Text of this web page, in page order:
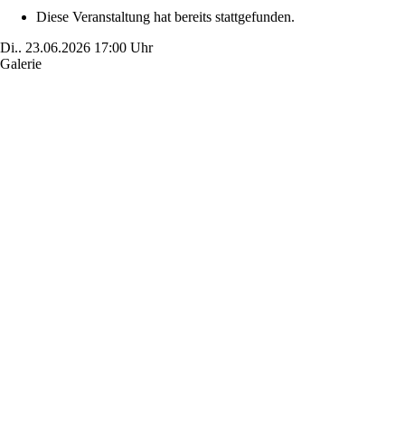
Diese Veranstaltung hat bereits stattgefunden.
Di.. 23.06.2026 17:00 Uhr
Galerie